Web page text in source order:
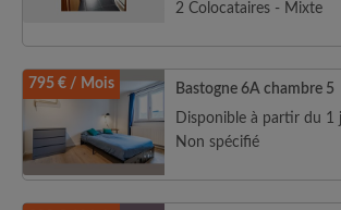
2 Colocataires - Mixte
795 € / Mois
Bastogne 6A chambre 5
Disponible à partir du 1
Non spécifié